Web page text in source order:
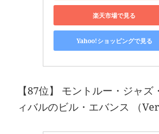
楽天市場で見る
Yahoo!ショッピングで見る
【87位】 モントルー・ジャズ
ィバルのビル・エバンス （